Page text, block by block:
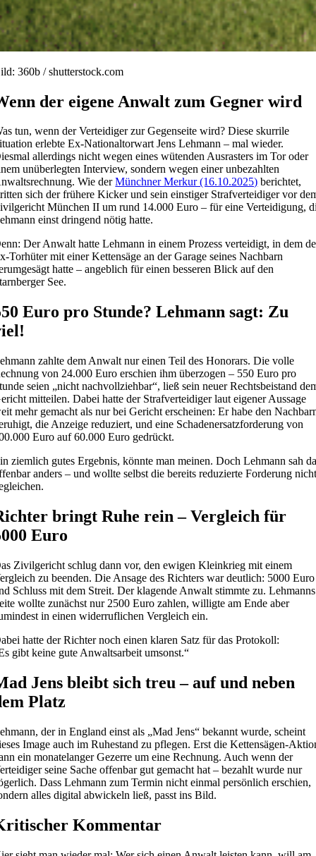
360b / shutterstock.com
der eigene Anwalt zum Gegner wird
tun, wenn der Verteidiger zur Gegenseite wird? Diese skurrile
erlebte Ex-Nationaltorwart Jens Lehmann – mal wieder.
allerdings nicht wegen eines wütenden Ausrasters im Tor oder
unüberlegten Interview, sondern wegen einer unbezahlten
Wie derMünchner Merkur (16.10.2025) berichtet,
sich der frühere Kicker und sein einstiger Strafverteidiger vor
München II um rund 14.000 Euro – für eine Verteidigung,
einst dringend nötig hatte.
Der Anwalt hatte Lehmann in einem Prozess verteidigt, in dem
Torhüter mit einer Kettensäge an der Garage seines Nachbarn
hatte – angeblich für einen besseren Blick auf den
See.
Euro pro Stunde? Lehmann sagt: Zu
zahlte dem Anwalt nur einen Teil des Honorars. Die volle
von 24.000 Euro erschien ihm überzogen – 550 Euro pro
seien „nicht nachvollziehbar“, ließ sein neuer Rechtsbeistand
mitteilen. Dabei hatte der Strafverteidiger laut eigener Aussage
mehr gemacht als nur bei Gericht erscheinen: Er habe den
die Anzeige reduziert, und eine Schadenersatzforderung von
Euro auf 60.000 Euro gedrückt.
ziemlich gutes Ergebnis, könnte man meinen. Doch Lehmann sah
anders – und wollte selbst die bereits reduzierte Forderung
bringt Ruhe rein – Vergleich für
Euro
Zivilgericht schlug dann vor, den ewigen Kleinkrieg mit einem
zu beenden. Die Ansage des Richters war deutlich: 5000 Euro
Schluss mit dem Streit. Der klagende Anwalt stimmte zu. Lehmanns
wollte zunächst nur 2500 Euro zahlen, willigte am Ende aber
in einen widerruflichen Vergleich ein.
hatte der Richter noch einen klaren Satz für das Protokoll:
gibt keine gute Anwaltsarbeit umsonst.“
Jens bleibt sich treu – auf und neben
Platz
der in England einst als „Mad Jens“ bekannt wurde, scheint
Image auch im Ruhestand zu pflegen. Erst die Kettensägen-
ein monatelanger Gezerre um eine Rechnung. Auch wenn der
seine Sache offenbar gut gemacht hat – bezahlt wurde nur
Dass Lehmann zum Termin nicht einmal persönlich erschien,
alles digital abwickeln ließ, passt ins Bild.
Kommentar